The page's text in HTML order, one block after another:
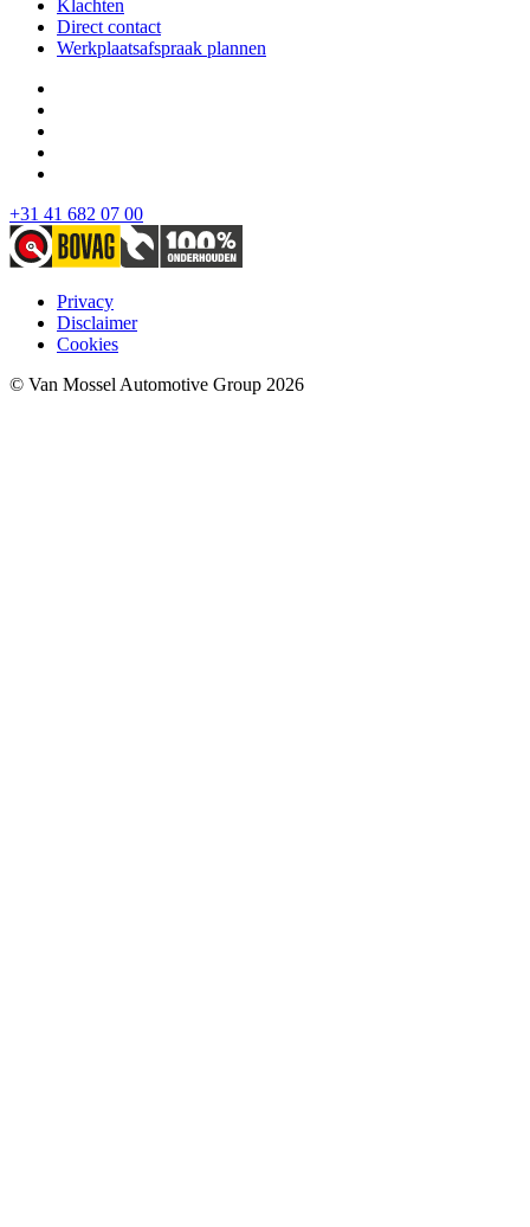
Klachten
Direct contact
Werkplaatsafspraak plannen
+31 41 682 07 00
Privacy
Disclaimer
Cookies
© Van Mossel Automotive Group 2026